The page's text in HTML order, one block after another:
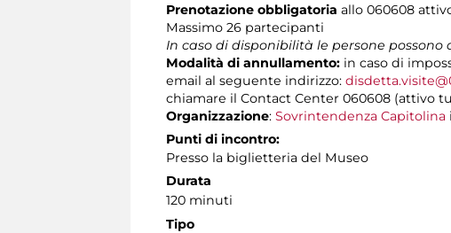
Prenotazione obbligatoria allo 060608
Massimo 26 partecipanti
In caso di disponibilità le persone
Modalità di annullamento: in caso di
email al seguente indirizzo:
chiamare il Contact Center 060608 (attivo
Organizzazione: Sovrintendenza Capitolina
Punti di incontro:
Presso la biglietteria del Museo
Durata
120 minuti
Tipo